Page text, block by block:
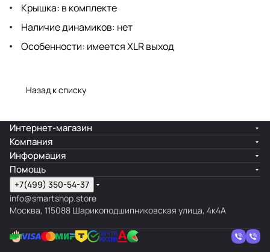
Крышка: в комплекте
Наличие динамиков: нет
Особенности: имеется XLR выход
Назад к списку
Интернет-магазин
Компания
Информация
Помощь
+7(499) 350-54-37
info@smartshop.store
Москва, 115088 Шарикоподшипниковская улица, 4к4А